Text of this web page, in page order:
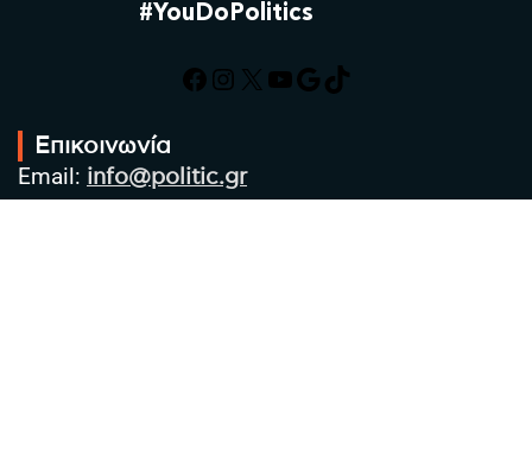
#YouDoPolitics
Facebook
Instagram
X YouTube
Google
TikTok
Επικοινωνία
Email: info@politic.gr
Τηλ: